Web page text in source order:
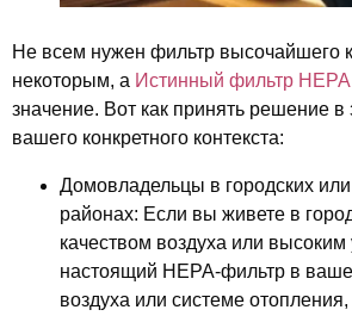
Не всем нужен фильтр высочайшего
некоторым, а Истинный фильтр HEPA
значение. Вот как принять решение в
вашего конкретного контекста:
Домовладельцы в городских
районах: Если вы живете в
качеством воздуха или
настоящий HEPA-фильтр в
воздуха или системе